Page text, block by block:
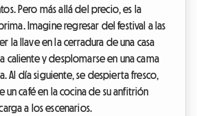
Pero más allá del precio, es la
Imagine regresar del festival a las
la llave en la cerradura de una casa
caliente y desplomarse en una cama
Al día siguiente, se despierta fresco,
un café en la cocina de su anfitrión
a los escenarios.